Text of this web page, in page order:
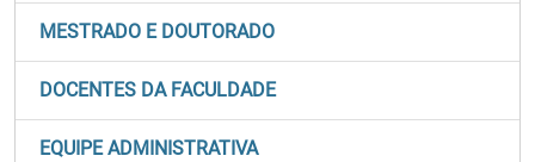
MESTRADO E DOUTORADO
DOCENTES DA FACULDADE
EQUIPE ADMINISTRATIVA